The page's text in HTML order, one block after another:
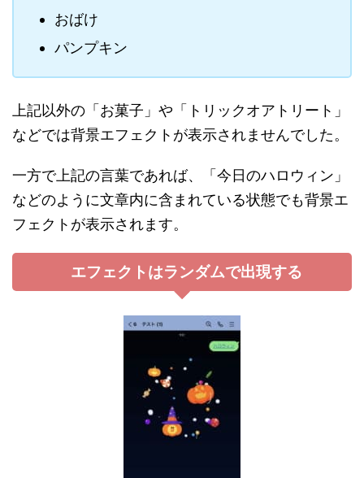
おばけ
パンプキン
上記以外の「お菓子」や「トリックオアトリート」
などでは背景エフェクトが表示されませんでした。
一方で上記の言葉であれば、「今日のハロウィン」
などのように文章内に含まれている状態でも背景エ
フェクトが表示されます。
エフェクトはランダムで出現する